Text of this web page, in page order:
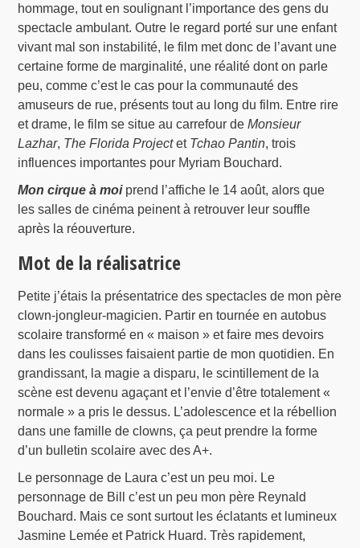
hommage, tout en soulignant l’importance des gens du
spectacle ambulant. Outre le regard porté sur une enfant
vivant mal son instabilité, le film met donc de l’avant une
certaine forme de marginalité, une réalité dont on parle
peu, comme c’est le cas pour la communauté des
amuseurs de rue, présents tout au long du film. Entre rire
et drame, le film se situe au carrefour deMonsieur
Lazhar, The Florida Projectet Tchao Pantin, trois
influences importantes pour Myriam Bouchard.
Mon cirque à moiprend l’affiche le 14 août, alors que
les salles de cinéma peinent à retrouver leur souffle
après la réouverture.
Mot de la réalisatrice
Petite j’étais la présentatrice des spectacles de mon père
clown-jongleur-magicien. Partir en tournée en autobus
scolaire transformé en « maison » et faire mes devoirs
dans les coulisses faisaient partie de mon quotidien. En
grandissant, la magie a disparu, le scintillement de la
scène est devenu agaçant et l’envie d’être totalement «
normale » a pris le dessus. L’adolescence et la rébellion
dans une famille de clowns, ça peut prendre la forme
d’un bulletin scolaire avec des A+.
Le personnage de Laura c’est un peu moi. Le
personnage de Bill c’est un peu mon père Reynald
Bouchard. Mais ce sont surtout les éclatants et lumineux
Jasmine Lemée et Patrick Huard. Très rapidement,